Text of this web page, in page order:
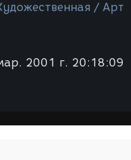
/ Арт
2001 г. 20:18:09